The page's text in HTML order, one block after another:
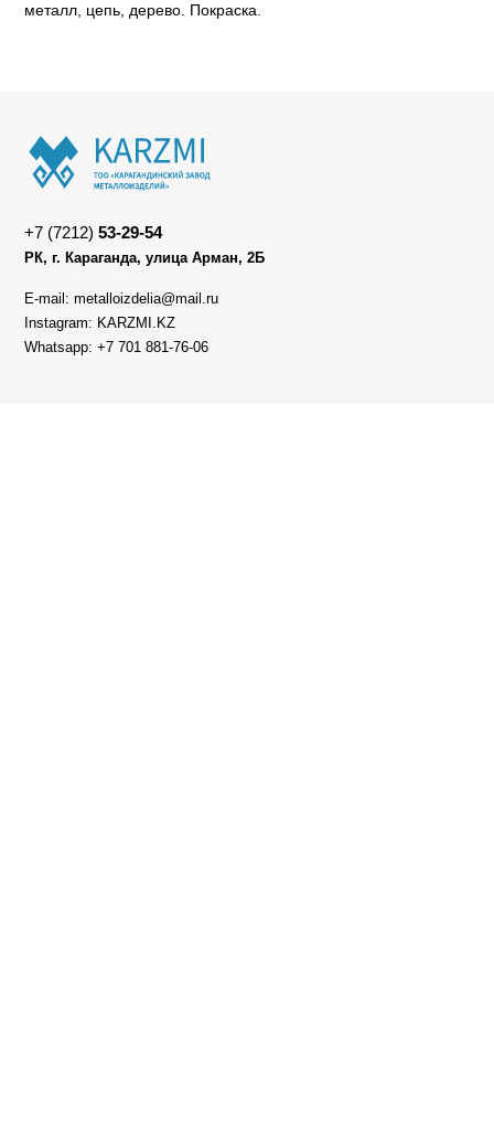
металл, цепь, дерево. Покраска.
+7 (7212)53-29-54
РК, г. Караганда, улица Арман, 2Б
E-mail: metalloizdelia@mail.ru
Instagram: KARZMI.KZ
Whatsapp: +7 701 881-76-06